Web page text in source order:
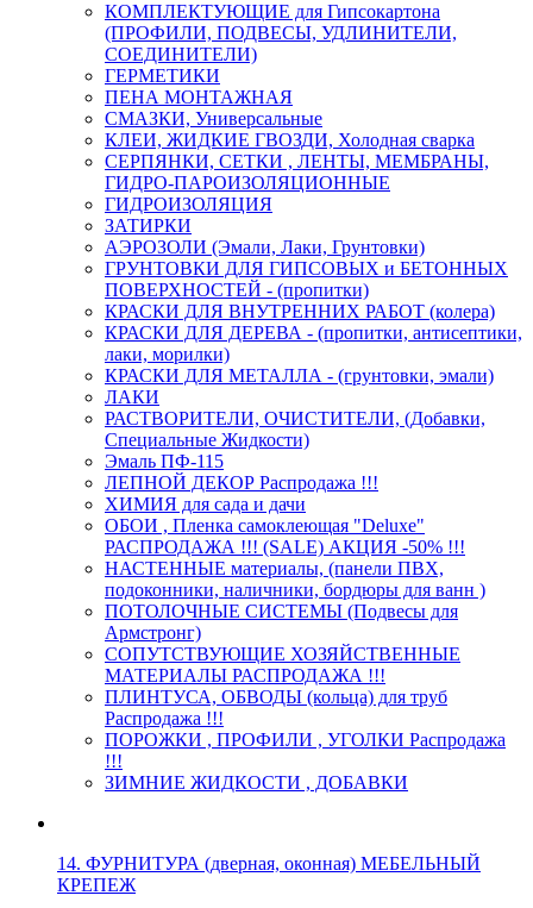
КОМПЛЕКТУЮЩИЕ для Гипсокартона
(ПРОФИЛИ, ПОДВЕСЫ, УДЛИНИТЕЛИ,
СОЕДИНИТЕЛИ)
ГЕРМЕТИКИ
ПЕНА МОНТАЖНАЯ
СМАЗКИ, Универсальные
КЛЕИ, ЖИДКИЕ ГВОЗДИ, Холодная сварка
СЕРПЯНКИ, СЕТКИ , ЛЕНТЫ, МЕМБРАНЫ,
ГИДРО-ПАРОИЗОЛЯЦИОННЫЕ
ГИДРОИЗОЛЯЦИЯ
ЗАТИРКИ
АЭРОЗОЛИ (Эмали, Лаки, Грунтовки)
ГРУНТОВКИ ДЛЯ ГИПСОВЫХ и БЕТОННЫХ
ПОВЕРХНОСТЕЙ - (пропитки)
КРАСКИ ДЛЯ ВНУТРЕННИХ РАБОТ (колера)
КРАСКИ ДЛЯ ДЕРЕВА - (пропитки, антисептики,
лаки, морилки)
КРАСКИ ДЛЯ МЕТАЛЛА - (грунтовки, эмали)
ЛАКИ
РАСТВОРИТЕЛИ, ОЧИСТИТЕЛИ, (Добавки,
Специальные Жидкости)
Эмаль ПФ-115
ЛЕПНОЙ ДЕКОР Распродажа !!!
ХИМИЯ для сада и дачи
ОБОИ , Пленка самоклеющая "Deluxe"
РАСПРОДАЖА !!! (SALE) АКЦИЯ -50% !!!
НАСТЕННЫЕ материалы, (панели ПВХ,
подоконники, наличники, бордюры для ванн )
ПОТОЛОЧНЫЕ СИСТЕМЫ (Подвесы для
Армстронг)
СОПУТСТВУЮЩИЕ ХОЗЯЙСТВЕННЫЕ
МАТЕРИАЛЫ РАСПРОДАЖА !!!
ПЛИНТУСА, ОБВОДЫ (кольца) для труб
Распродажа !!!
ПОРОЖКИ , ПРОФИЛИ , УГОЛКИ Распродажа
!!!
ЗИМНИЕ ЖИДКОСТИ , ДОБАВКИ
14. ФУРНИТУРА (дверная, оконная) МЕБЕЛЬНЫЙ
КРЕПЕЖ